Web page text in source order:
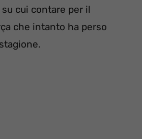
cui contare per il
che intanto ha perso